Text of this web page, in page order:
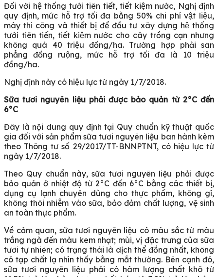
Đối với hệ thống tưới tiên tiết, tiết kiệm nước, Nghị định
quy định, mức hỗ trợ tối đa bằng 50% chi phí vật liệu,
máy thi công và thiết bị để đầu tư xây dựng hệ thống
tưới tiên tiến, tiết kiệm nước cho cây trồng cạn nhưng
không quá 40 triệu đồng/ha. Trường hợp phải san
phẳng đồng ruộng, mức hỗ trợ tối đa là 10 triệu
đồng/ha.
Nghị định này có hiệu lực từ ngày 1/7/2018.
Sữa tươi nguyên liệu phải được bảo quản từ 2°C đến
6°C
Đây là nội dung quy định tại Quy chuẩn kỹ thuật quốc
gia đối với sản phẩm sữa tươi nguyên liệu ban hành kèm
theo Thông tư số 29/2017/TT-BNNPTNT, có hiệu lực từ
ngày 1/7/2018.
Theo Quy chuẩn này, sữa tươi nguyên liệu phải được
bảo quản ở nhiệt độ từ 2°C đến 6°C bằng các thiết bị,
dụng cụ lạnh chuyên dùng cho thực phẩm, không gỉ,
không thôi nhiễm vào sữa, bảo đảm chất lượng, vệ sinh
an toàn thực phẩm.
Về cảm quan, sữa tươi nguyên liệu có màu sắc từ màu
trắng ngà đến màu kem nhạt; mùi, vị đặc trưng của sữa
tươi tự nhiên; có trạng thái là dịch thể đồng nhất, không
có tạp chất lạ nhìn thấy bằng mắt thường. Bên cạnh đó,
sữa tươi nguyên liệu phải có hàm lượng chất khô từ